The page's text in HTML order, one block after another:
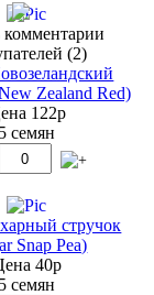
Zealand Red)
122р
5 семян
стручок
Snap Pea)
40р
5 семян